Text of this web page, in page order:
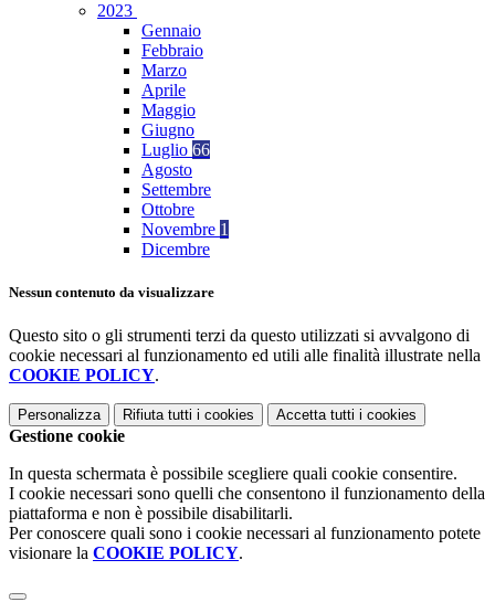
2023
Gennaio
Febbraio
Marzo
Aprile
Maggio
Giugno
Luglio 66
Agosto
Settembre
Ottobre
Novembre 1
Dicembre
Nessun contenuto da visualizzare
Questo sito o gli strumenti terzi da questo utilizzati si avvalgono di
cookie necessari al funzionamento ed utili alle finalità illustrate nella
COOKIE POLICY.
Personalizza Rifiuta tutti i cookies Accetta tutti i cookies
Gestione cookie
In questa schermata è possibile scegliere quali cookie consentire.
I cookie necessari sono quelli che consentono il funzionamento della
piattaforma e non è possibile disabilitarli.
Per conoscere quali sono i cookie necessari al funzionamento potete
visionare la COOKIE POLICY.